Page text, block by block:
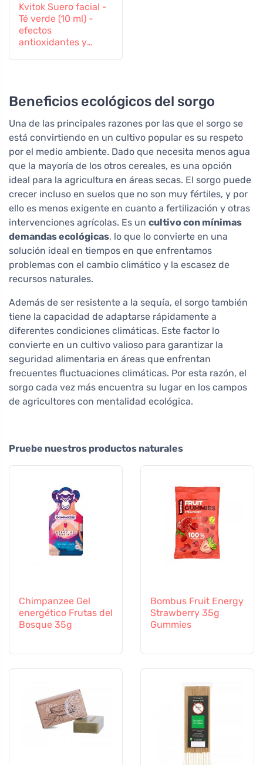
Kvitok Suero facial -
Té verde (10 ml) -
efectos
antioxidantes y
Beneficios ecológicos del sorgo
Una de las principales razones por las que el sorgo se
está convirtiendo en un cultivo popular es su respeto
por el medio ambiente. Dado que necesita menos agua
que la mayoría de los otros cereales, es una opción
ideal para la agricultura en áreas secas. El sorgo puede
crecer incluso en suelos que no son muy fértiles, y por
ello es menos exigente en cuanto a fertilización y otras
intervenciones agrícolas. Es un cultivo con mínimas
demandas ecológicas, lo que lo convierte en una
solución ideal en tiempos en que enfrentamos
problemas con el cambio climático y la escasez de
recursos naturales.
Además de ser resistente a la sequía, el sorgo también
tiene la capacidad de adaptarse rápidamente a
diferentes condiciones climáticas. Este factor lo
convierte en un cultivo valioso para garantizar la
seguridad alimentaria en áreas que enfrentan
frecuentes fluctuaciones climáticas. Por esta razón, el
sorgo cada vez más encuentra su lugar en los campos
de agricultores con mentalidad ecológica.
Pruebe nuestros productos naturales
Chimpanzee Gel
energético Frutas del
Bosque 35g
Bombus Fruit Energy
Strawberry 35g
Gummies